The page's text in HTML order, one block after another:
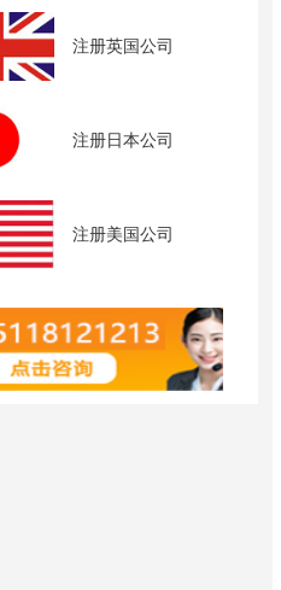
注册英国公司
注册日本公司
注册美国公司